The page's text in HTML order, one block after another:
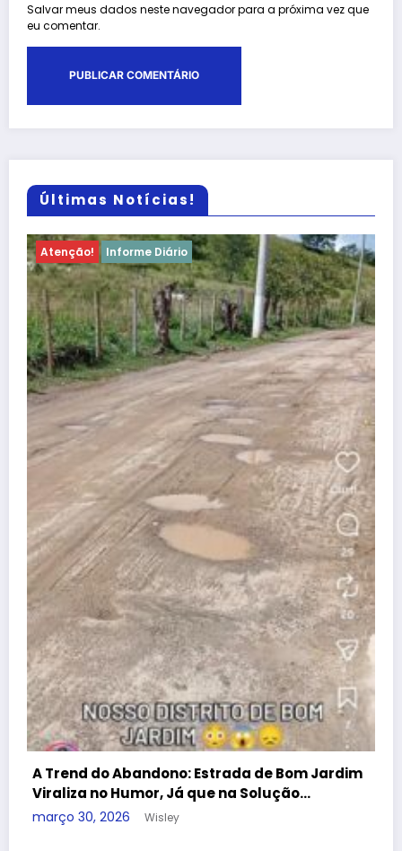
Salvar meus dados neste navegador para a próxima vez que
eu comentar.
Últimas Notícias!
Atenção! Informe Diário
Atenção, Bom Jesus! Alerta sobre
dificuldades no Programa Farmácia Popular
dezembro 25, 2025 Wisley
Guia útil Conheça nossa cidade Denúncia
Contato
APAN
A REDE
Blog Wisley Fernandes - 2025 - Ligue: (22) 99908-4338 -
CNPJ:38.455.321/0001-53 | Powered By
SpiceThemes